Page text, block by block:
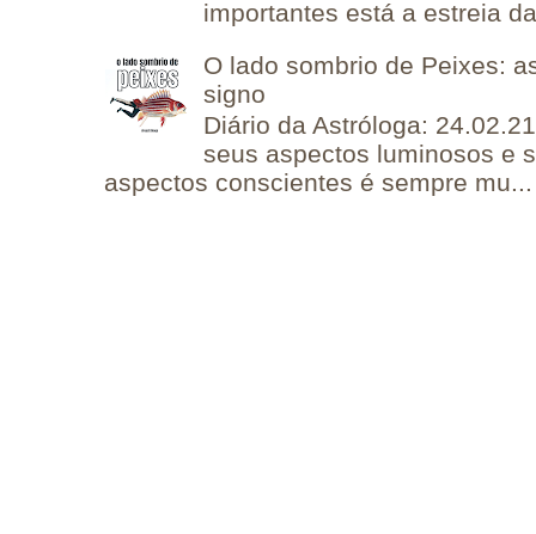
importantes está a estreia
O lado sombrio de Peixes:
signo
Diário da Astróloga:
seus aspectos luminosos e
aspectos conscientes é sempre mu...